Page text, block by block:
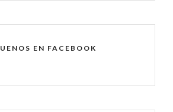
EN FACEBOOK